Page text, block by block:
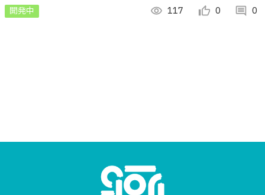
開発中 visibility 117 thumb_up_alt 0 comment 0